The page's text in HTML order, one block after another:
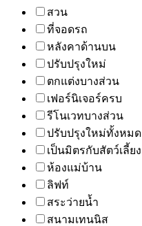
สวน
ที่จอดรถ
หลังคาด้านบน
ปรับปรุงใหม่
ตกแต่งบางส่วน
เฟอร์นิเจอร์ครบ
รีโนเวทบางส่วน
ปรับปรุงใหม่ทั้งหมด
เป็นมิตรกับสัตว์เลี้ยง
ห้องแม่บ้าน
ลิฟท์
สระว่ายน้ำ
สนามเทนนิส